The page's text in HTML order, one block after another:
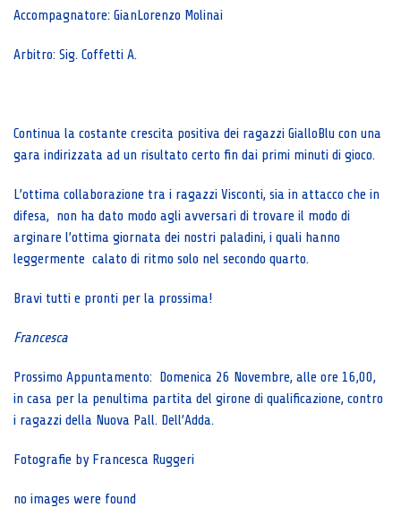
Accompagnatore: GianLorenzo Molinai
Arbitro: Sig. Coffetti A.
Continua la costante crescita positiva dei ragazzi GialloBlu con una
gara indirizzata ad un risultato certo fin dai primi minuti di gioco.
L’ottima collaborazione tra i ragazzi Visconti, sia in attacco che in
difesa, non ha dato modo agli avversari di trovare il modo di
arginare l’ottima giornata dei nostri paladini, i quali hanno
leggermente calato di ritmo solo nel secondo quarto.
Bravi tutti e pronti per la prossima!
Francesca
Prossimo Appuntamento: Domenica 26 Novembre, alle ore 16,00,
in casa per la penultima partita del girone di qualificazione, contro
i ragazzi della Nuova Pall. Dell’Adda.
Fotografie by Francesca Ruggeri
no images were found